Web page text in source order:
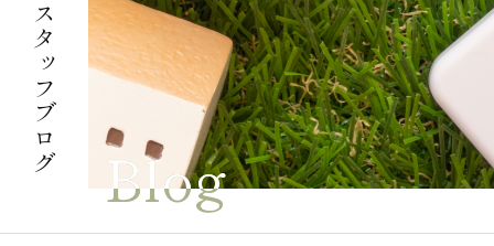
スタッフブログ
Blog